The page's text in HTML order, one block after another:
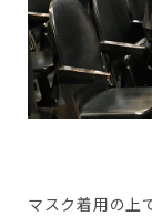
マスク着用の上